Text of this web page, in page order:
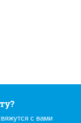
с вами